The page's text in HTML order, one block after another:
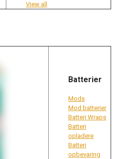
View all
Batterier
Mods
Mod batterier
Batteri Wraps
Batteri
opladere
Batteri
opbevaring